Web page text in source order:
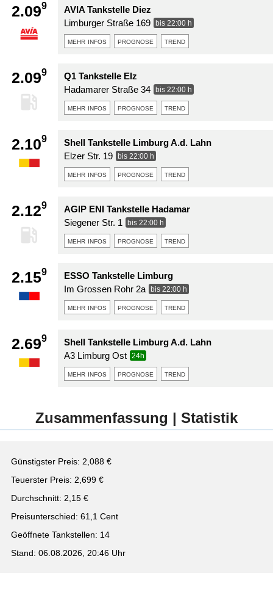
2.099
AVIA Tankstelle Diez
Limburger Straße 169
bis 22:00 h
mehr infos prognose trend
2.099
Q1 Tankstelle Elz
Hadamarer Straße 34
bis 22:00 h
mehr infos prognose trend
2.109
Shell Tankstelle Limburg A.d. Lahn
Elzer Str. 19
bis 22:00 h
mehr infos prognose trend
2.129
AGIP ENI Tankstelle Hadamar
Siegener Str. 1
bis 22:00 h
mehr infos prognose trend
2.159
ESSO Tankstelle Limburg
Im Grossen Rohr 2a
bis 22:00 h
mehr infos prognose trend
2.699
Shell Tankstelle Limburg A.d. Lahn
A3 Limburg Ost
24h
mehr infos prognose trend
Zusammenfassung | Statistik
Günstigster Preis: 2,088 €
Teuerster Preis: 2,699 €
Durchschnitt: 2,15 €
Preisunterschied: 61,1 Cent
Geöffnete Tankstellen: 14
Stand: 06.08.2026, 20:46 Uhr